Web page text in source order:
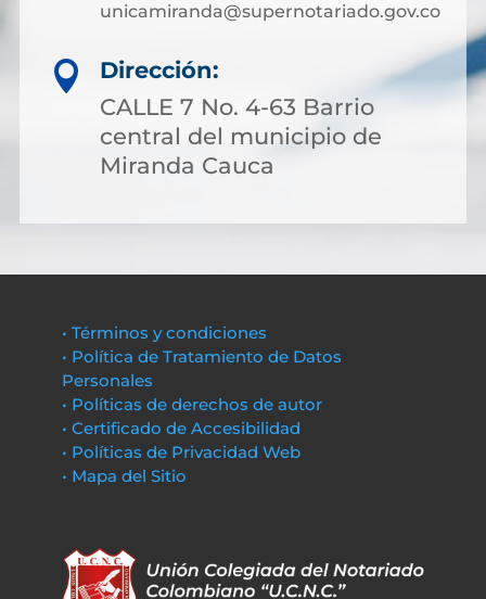
unicamiranda@supernotariado.gov.co

Dirección:
CALLE 7 No. 4-63 Barrio
central del municipio de
Miranda Cauca
• Términos y condiciones
• Política de Tratamiento de Datos
Personales
• Políticas de derechos de autor
• Certificado de Accesibilidad
• Políticas de Privacidad Web
• Mapa del Sitio